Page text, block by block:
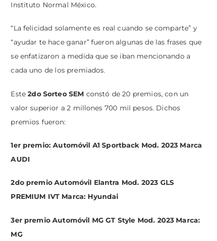
Instituto Normal México.
“La felicidad solamente es real cuando se comparte” y
“ayudar te hace ganar” fueron algunas de las frases que
se enfatizaron a medida que se iban mencionando a
cada uno de los premiados.
Este2do Sorteo SEM constó de 20 premios, con un
valor superior a 2 millones 700 mil pesos. Dichos
premios fueron:
1er premio: Automóvil A1 Sportback Mod. 2023 Marca
AUDI
2do premio Automóvil Elantra Mod. 2023 GLS
PREMIUM IVT Marca: Hyundai
3er premio Automóvil MG GT Style Mod. 2023 Marca:
MG